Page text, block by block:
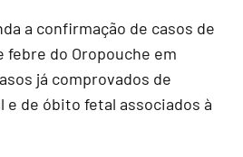
a confirmação de casos de
febre do Oropouche em
já comprovados de
de óbito fetal associados à